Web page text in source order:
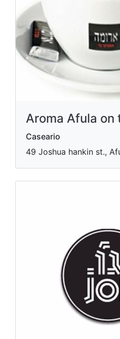
Aroma Afula on
Caseario
49 Joshua hankin st.,